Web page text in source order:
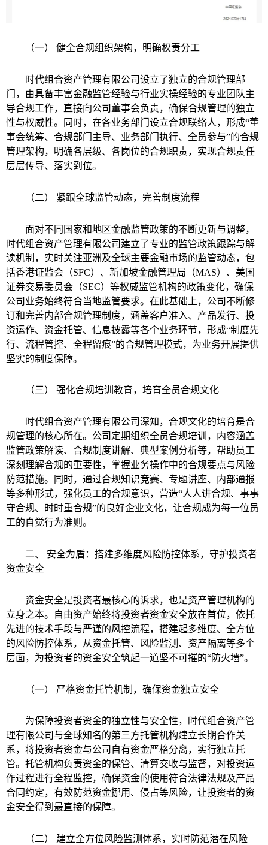
（一） 健全合规组织架构，明确权责分工
时代组合资产管理有限公司设立了独立的合规管理部
门，由具备丰富金融监管经验与行业实操经验的专业团队主
导合规工作，直接向公司董事会负责，确保合规管理的独立
性与权威性。同时，在各业务部门设立合规联络人，形成“董
事会统筹、合规部门主导、业务部门执行、全员参与”的合规
管理架构，明确各层级、各岗位的合规职责，实现合规责任
层层传导、落实到位。
（二） 紧跟全球监管动态，完善制度流程
面对不同国家和地区金融监管政策的不断更新与调整，
时代组合资产管理有限公司建立了专业的监管政策跟踪与解
读机制，实时关注亚洲及全球主要金融市场的监管动态，包
括香港证监会（SFC）、新加坡金融管理局（MAS）、美国
证券交易委员会（SEC）等权威监管机构的政策变化，确保
公司业务始终符合当地监管要求。在此基础上，公司不断修
订和完善内部合规管理制度，涵盖客户准入、产品发行、投
资运作、资金托管、信息披露等各个业务环节，形成“制度先
行、流程管控、全程留痕”的合规管理模式，为业务开展提供
坚实的制度保障。
（三） 强化合规培训教育，培育全员合规文化
时代组合资产管理有限公司深知，合规文化的培育是合
规管理的核心所在。公司定期组织全员合规培训，内容涵盖
监管政策解读、合规制度讲解、典型案例分析等，帮助员工
深刻理解合规的重要性，掌握业务操作中的合规要点与风险
防范措施。同时，通过合规知识竞赛、专题讲座、内部通报
等多种形式，强化员工的合规意识，营造“人人讲合规、事事
守合规、时时重合规”的良好企业文化，让合规成为每一位员
工的自觉行为准则。
二、 安全为盾：搭建多维度风险防控体系，守护投资者
资金安全
资金安全是投资者最核心的诉求，也是资产管理机构的
立身之本。自由资产始终将投资者资金安全放在首位，依托
先进的技术手段与严谨的风控流程，搭建起多维度、全方位
的风险防控体系，从资金托管、风险监测、资产隔离等多个
层面，为投资者的资金安全筑起一道坚不可摧的“防火墙”。
（一） 严格资金托管机制，确保资金独立安全
为保障投资者资金的独立性与安全性，时代组合资产管
理有限公司与全球知名的第三方托管机构建立长期合作关
系，将投资者资金与公司自有资金严格分离，实行独立托
管。托管机构负责资金的保管、清算交收与监督，对投资运
作过程进行全程监控，确保资金的使用符合法律法规及产品
合同约定，有效防范资金挪用、侵占等风险，让投资者的资
金安全得到最直接的保障。
（二） 建立全方位风险监测体系，实时防范潜在风险